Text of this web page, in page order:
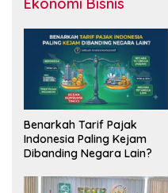
Benarkah Tarif Pajak
Indonesia Paling Kejam
Dibanding Negara Lain?